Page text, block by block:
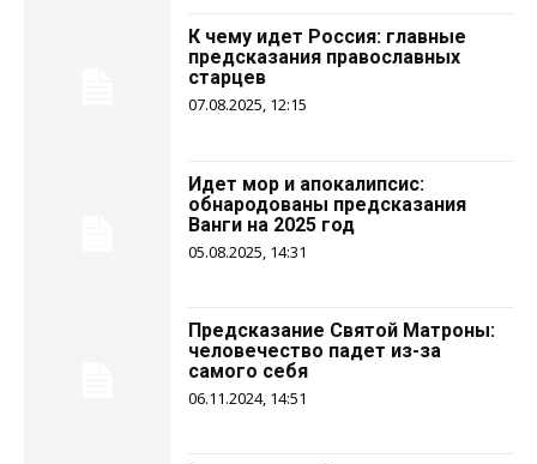
К чему идет Россия: главные
предсказания православных
старцев
07.08.2025, 12:15
Идет мор и апокалипсис:
обнародованы предсказания
Ванги на 2025 год
05.08.2025, 14:31
Предсказание Святой Матроны:
человечество падет из-за
самого себя
06.11.2024, 14:51